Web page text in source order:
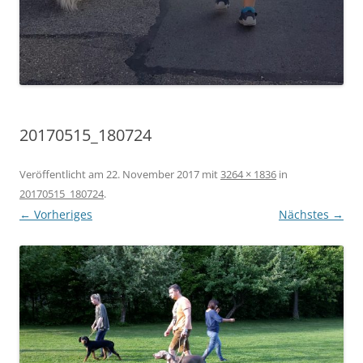
20170515_180724
Veröffentlicht am 22. November 2017 mit3264 × 1836 in
20170515_180724.
← Vorheriges Nächstes →